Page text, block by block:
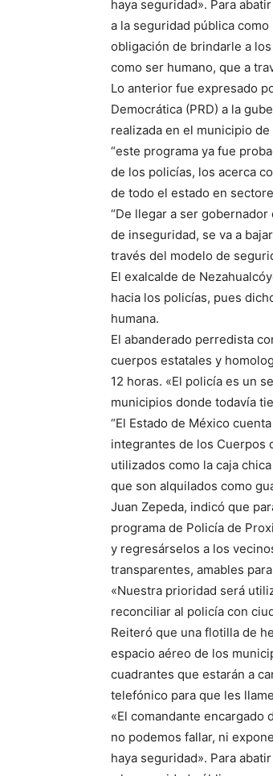
haya seguridad». Para
a la seguridad pública
obligación de brindarle a
como ser humano, que a
Lo anterior fue expresado
Democrática (PRD) a la
realizada en el municipio
“este programa ya fue
de los policías, los acerca
de todo el estado en
“De llegar a ser
de inseguridad, se va a
través del modelo de
El exalcalde de
hacia los policías, pues
humana.
El abanderado perredista
cuerpos estatales y
12 horas. «El policía es un
municipios donde todavía
“El Estado de México
integrantes de los Cuerpos
utilizados como la caja
que son alquilados como
Juan Zepeda, indicó que
programa de Policía de
y regresárselos a los
transparentes, amables
«Nuestra prioridad será
reconciliar al policía con
Reiteró que una flotilla de
espacio aéreo de los
cuadrantes que estarán a
telefónico para que les
«El comandante
no podemos fallar, ni
haya seguridad». Para